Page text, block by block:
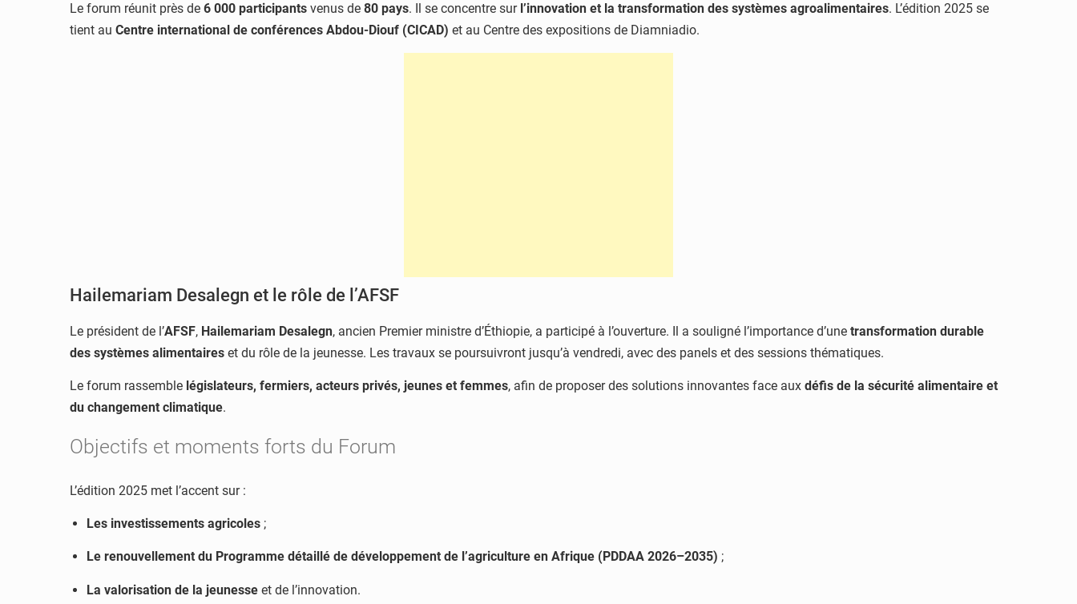
Le forum réunit près de 6 000 participants venus de 80 pays. Il se concentre sur l’innovation et la transformation des systèmes agroalimentaires. L’édition 2025 se
tient au Centre international de conférences Abdou-Diouf (CICAD) et au Centre des expositions de Diamniadio.
Hailemariam Desalegn et le rôle de l’AFSF
Le président de l’AFSF, Hailemariam Desalegn, ancien Premier ministre d’Éthiopie, a participé à l’ouverture. Il a souligné l’importance d’une transformation durable
des systèmes alimentaires et du rôle de la jeunesse. Les travaux se poursuivront jusqu’à vendredi, avec des panels et des sessions thématiques.
Le forum rassemble législateurs, fermiers, acteurs privés, jeunes et femmes, afin de proposer des solutions innovantes face aux défis de la sécurité alimentaire et
du changement climatique.
Objectifs et moments forts du Forum
L’édition 2025 met l’accent sur :
Les investissements agricoles ;
Le renouvellement du Programme détaillé de développement de l’agriculture en Afrique (PDDAA 2026–2035) ;
La valorisation de la jeunesse et de l’innovation.